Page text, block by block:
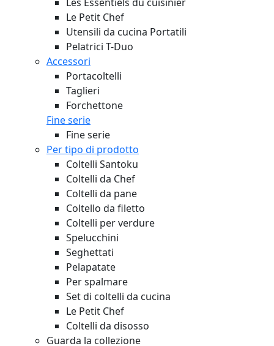
Le Petit Chef
Utensili da cucina Portatili
Pelatrici T-Duo
Accessori
Portacoltelli
Taglieri
Forchettone
Fine serie
Fine serie
Per tipo di prodotto
Coltelli Santoku
Coltelli da Chef
Coltelli da pane
Coltello da filetto
Coltelli per verdure
Spelucchini
Seghettati
Pelapatate
Per spalmare
Set di coltelli da cucina
Le Petit Chef
Coltelli da disosso
Guarda la collezione